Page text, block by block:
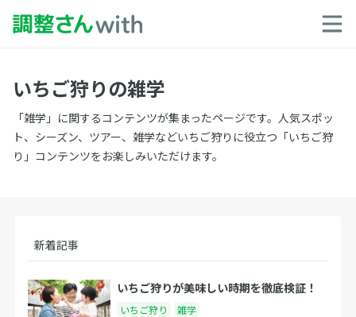
いちご狩りの雑学
「雑学」に関するコンテンツが集まったページです。人気スポッ
ト、シーズン、ツアー、雑学などいちご狩りに役立つ「いちご狩
り」コンテンツをお楽しみいただけます。
新着記事
いちご狩りが美味しい時期を徹底検証！
いちご狩り 雑学